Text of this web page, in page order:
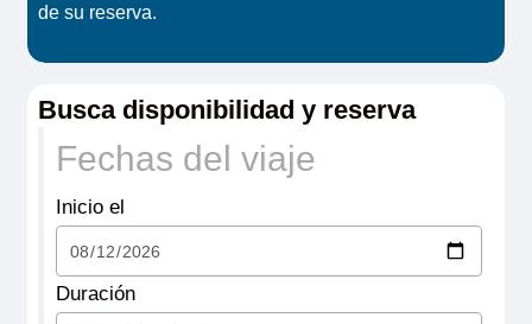
de su reserva.
Busca disponibilidad y reserva
Fechas del viaje
Inicio el
Duración